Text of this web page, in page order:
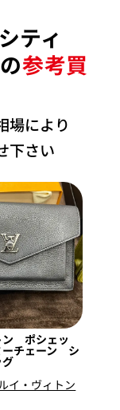
ティ
参考買
場により
下さい
ン ポシェッ
ーチェーン シ
グ
ルイ・ヴィトン